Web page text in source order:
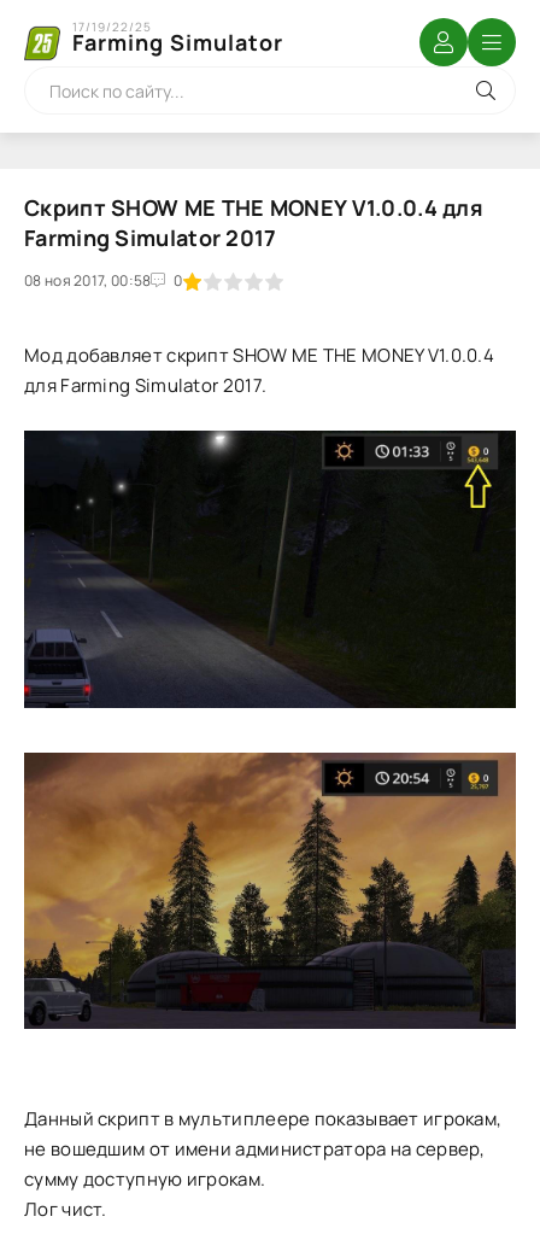
Farming Simulator
17/19/22/25
Скрипт SHOW ME THE MONEY V1.0.0.4 для
Farming Simulator 2017
08 ноя 2017, 00:58 0
1 2 3 4 5
Мод добавляет скрипт SHOW ME THE MONEY V1.0.0.4
для Farming Simulator 2017.
Данный скрипт в мультиплеере показывает игрокам,
не вошедшим от имени администратора на сервер,
сумму доступную игрокам.
Лог чист.